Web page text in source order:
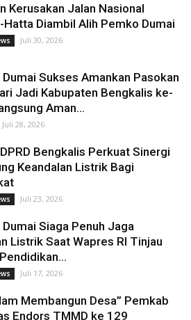
Kerusakan Jalan Nasional
Diambil Alih Pemko Dumai
Juli 30, 2026
Dumai Sukses Amankan Pasokan
Jadi Kabupaten Bengkalis ke-
Aman...
Juli 28, 2026
Bengkalis Perkuat Sinergi
Keandalan Listrik Bagi
Juli 23, 2026
Dumai Siaga Penuh Jaga
Listrik Saat Wapres RI Tinjau
Juli 17, 2026
Membangun Desa” Pemkab
Endors TMMD ke 129